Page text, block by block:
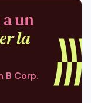
a un
la
B Corp.